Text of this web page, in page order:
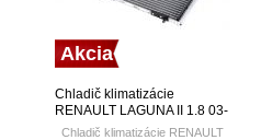
Akcia
Chladič klimatizácie
RENAULT LAGUNA II 1.8 03-
HART
Chladič klimatizácie RENAULT